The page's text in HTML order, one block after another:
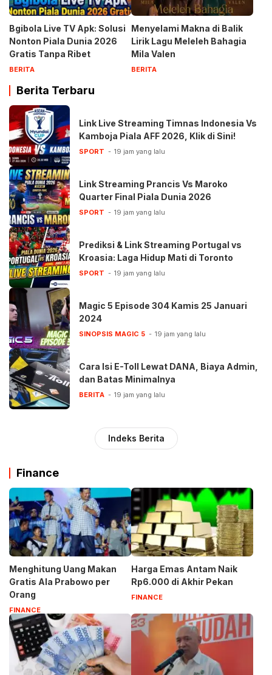
Bgibola Live TV Apk: Solusi
Nonton Piala Dunia 2026
Gratis Tanpa Ribet
BERITA
Menyelami Makna di Balik
Lirik Lagu Meleleh Bahagia
Mila Valen
BERITA
Berita Terbaru
Link Live Streaming Timnas Indonesia Vs
Kamboja Piala AFF 2026, Klik di Sini!
SPORT 19 jam yang lalu
Link Streaming Prancis Vs Maroko
Quarter Final Piala Dunia 2026
SPORT 19 jam yang lalu
Prediksi & Link Streaming Portugal vs
Kroasia: Laga Hidup Mati di Toronto
SPORT 19 jam yang lalu
Magic 5 Episode 304 Kamis 25 Januari
2024
SINOPSIS MAGIC 5 19 jam yang lalu
Cara Isi E-Toll Lewat DANA, Biaya Admin,
dan Batas Minimalnya
BERITA 19 jam yang lalu
Indeks Berita
Finance
Menghitung Uang Makan
Gratis Ala Prabowo per
Orang
FINANCE
Harga Emas Antam Naik
Rp6.000 di Akhir Pekan
FINANCE